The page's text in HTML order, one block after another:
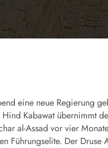
eine neue Regierung
Kabawat übernimmt
al-Assad vor vier
Der Druse